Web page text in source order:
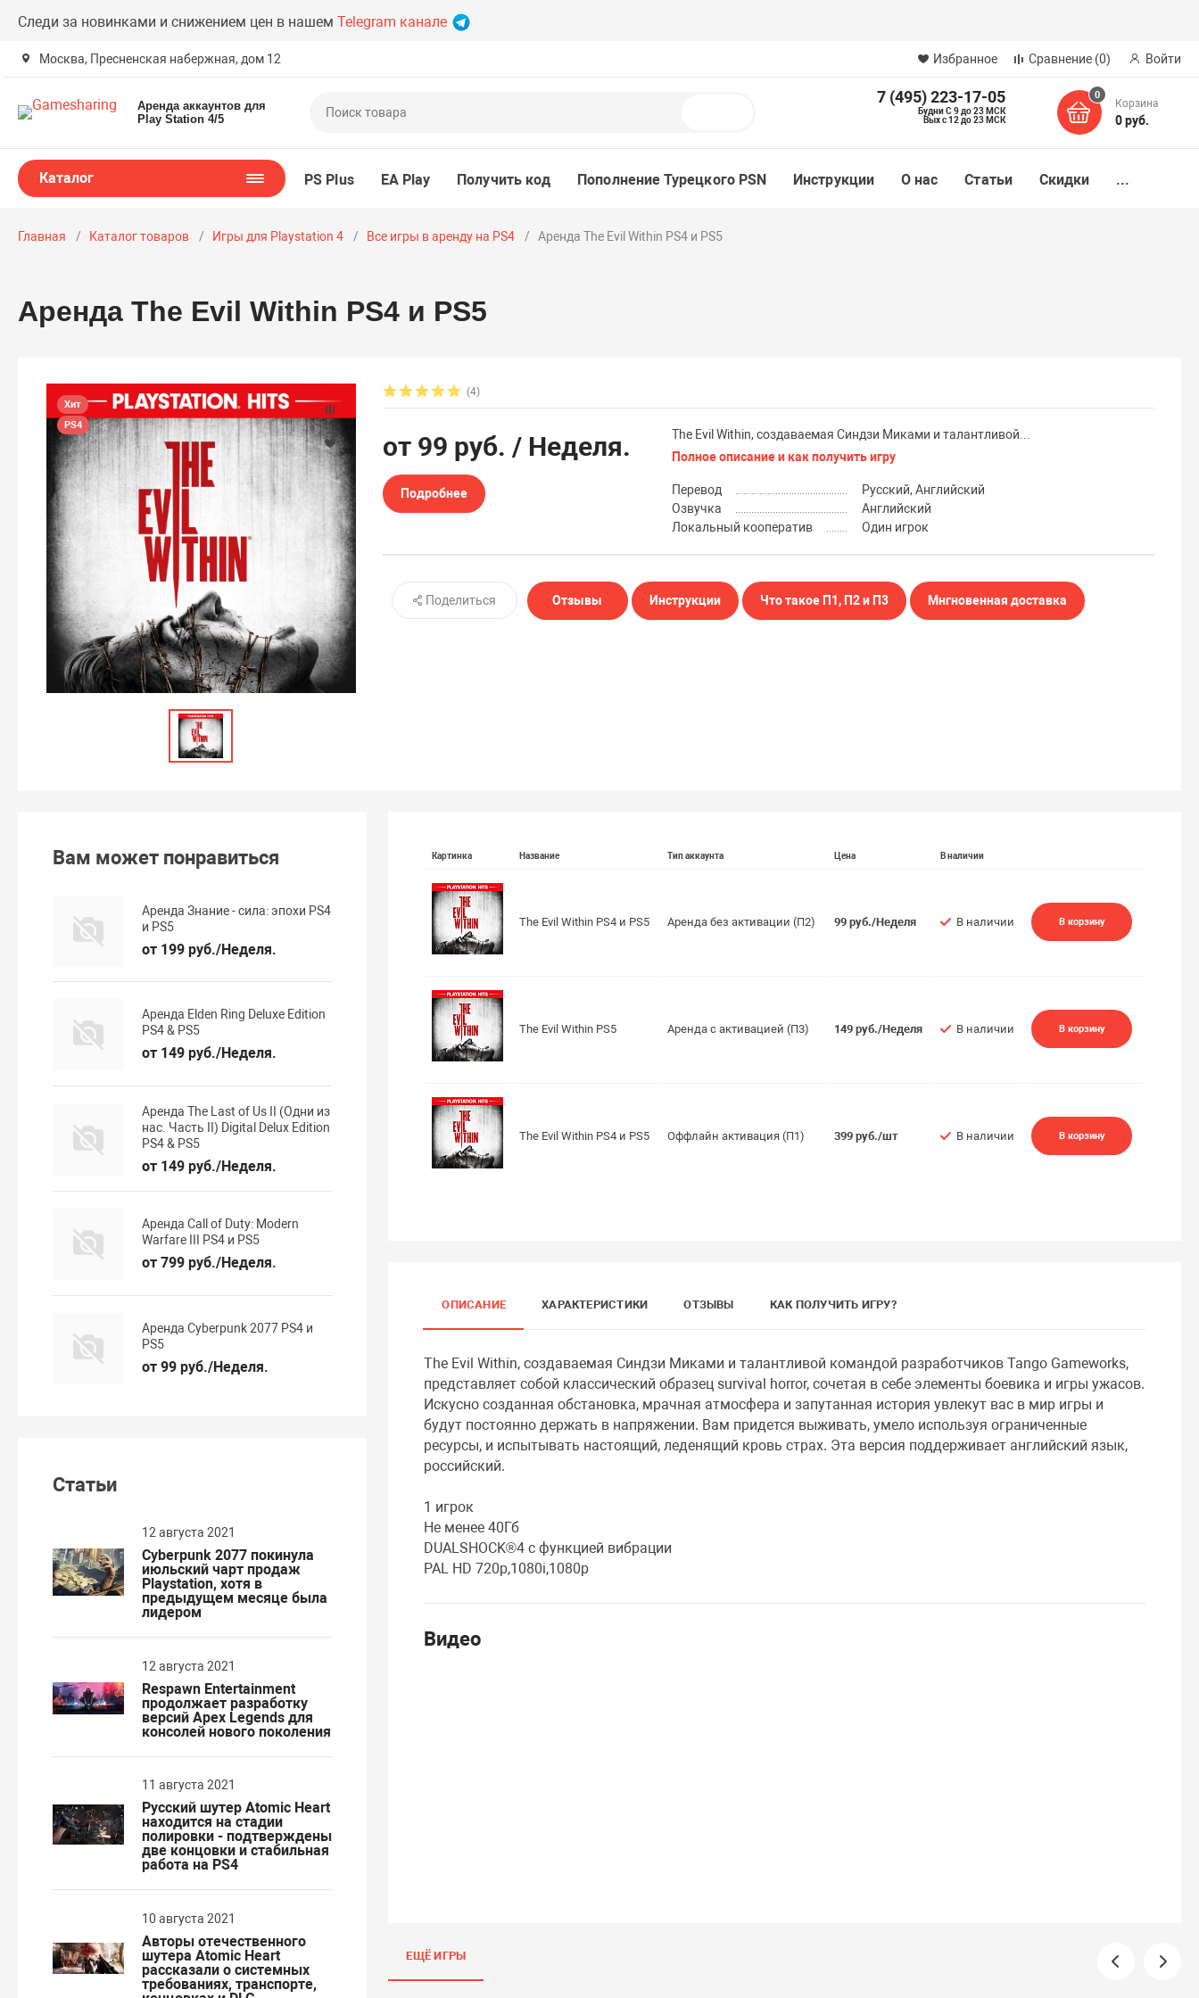
Следи за новинками и снижением цен в нашемTelegram канале
Москва, Пресненская набержная, дом 12 Избранное Сравнение (0) Войти
Аренда аккаунтов для
Play Station 4/5
7 (495) 223-17-05
Будни С 9 до 23 МСК
Вых с 12 до 23 МСК
0
Корзина
0 руб.
Каталог PS Plus EA Play Получить код Пополнение Турецкого PSN Инструкции О нас Статьи Скидки ...
Главная Каталог товаров Игры для Playstation 4 Все игры в аренду на PS4 Аренда The Evil Within PS4 и PS5
Аренда The Evil Within PS4 и PS5
Хит
PS4
(4)
от 99 руб. / Неделя.
Подробнее
The Evil Within, создаваемая Синдзи Миками и талантливой...
Полное описание и как получить игру
Перевод
Русский, Английский
Озвучка
Английский
Локальный кооператив
Один игрок
Отзывы Инструкции Что такое П1, П2 и П3 Мнгновенная доставка
Поделиться
Картинка Название Тип аккаунта Цена В наличии
The Evil Within PS4 и PS5 Аренда без активации (П2) 99 руб./Неделя В наличии В корзину
The Evil Within PS5 Аренда с активацией (П3) 149 руб./Неделя В наличии В корзину
The Evil Within PS4 и PS5 Оффлайн активация (П1) 399 руб./шт В наличии В корзину
ОПИСАНИЕ ХАРАКТЕРИСТИКИ ОТЗЫВЫ КАК ПОЛУЧИТЬ ИГРУ?
The Evil Within, создаваемая Синдзи Миками и талантливой командой разработчиков Tango Gameworks,
представляет собой классический образец survival horror, сочетая в себе элементы боевика и игры ужасов.
Искусно созданная обстановка, мрачная атмосфера и запутанная история увлекут вас в мир игры и
будут постоянно держать в напряжении. Вам придется выживать, умело используя ограниченные
ресурсы, и испытывать настоящий, леденящий кровь страх. Эта версия поддерживает английский язык,
российский.
1 игрок
Не менее 40Гб
DUALSHOCK®4 с функцией вибрации
PAL HD 720p,1080i,1080p
Видео
ЕЩЁ ИГРЫ
Вам может понравиться
Аренда Знание - сила: эпохи PS4
и PS5
от 199 руб./Неделя.
Аренда Elden Ring Deluxe Edition
PS4 & PS5
от 149 руб./Неделя.
Аренда The Last of Us II (Одни из
нас. Часть II) Digital Delux Edition
PS4 & PS5
от 149 руб./Неделя.
Аренда Call of Duty: Modern
Warfare III PS4 и PS5
от 799 руб./Неделя.
Аренда Cyberpunk 2077 PS4 и
PS5
от 99 руб./Неделя.
Статьи
12 августа 2021
Cyberpunk 2077 покинула
июльский чарт продаж
Playstation, хотя в
предыдущем месяце была
лидером
12 августа 2021
Respawn Entertainment
продолжает разработку
версий Apex Legends для
консолей нового поколения
11 августа 2021
Русский шутер Atomic Heart
находится на стадии
полировки - подтверждены
две концовки и стабильная
работа на PS4
10 августа 2021
Авторы отечественного
шутера Atomic Heart
рассказали о системных
требованиях, транспорте,